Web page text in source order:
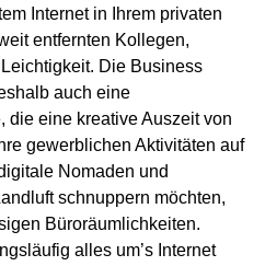
Internet in Ihrem privaten
entfernten Kollegen,
Die Business
auch eine
die eine kreative Auszeit von
gewerblichen Aktivitäten auf
Nomaden und
schnuppern möchten,
Büroräumlichkeiten.
alles um’s Internet